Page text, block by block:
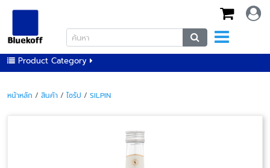
Product Category
หน้าหลัก / สินค้า / ไซรัป / SILPIN